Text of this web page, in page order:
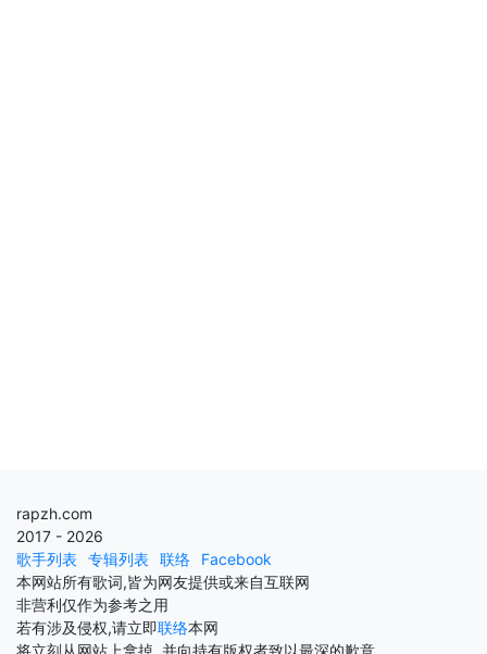
rapzh.com
2017 - 2026
歌手列表 专辑列表 联络
Facebook
本网站所有歌词,皆为网友提供或来自互联网
非营利仅作为参考之用
若有涉及侵权,请立即联络本网
将立刻从网站上拿掉, 并向持有版权者致以最深的歉意